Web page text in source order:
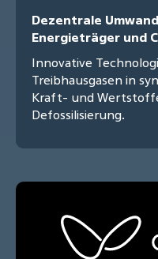
Dezentrale
Energieträger und
Innovative
Treibhausgasen in
Kraft- und
Defossilisierung.